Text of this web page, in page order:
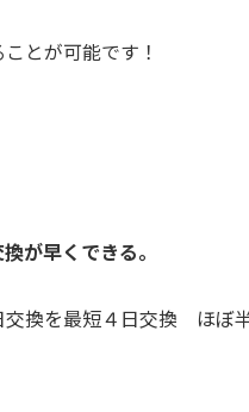
とが可能です！
が早くできる。
を最短４日交換 ほぼ半